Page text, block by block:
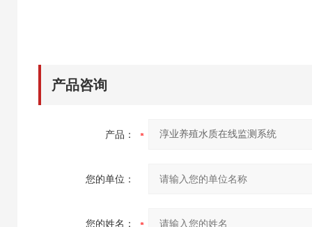
产品咨询
产品：
您的单位：
您的姓名：